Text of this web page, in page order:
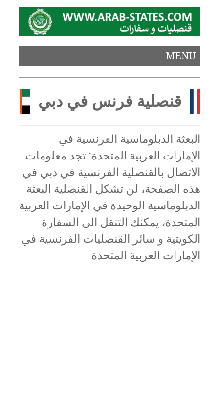
MENU
قنصلية فرنس في دبي
البعثة الدبلوماسية الفرنسية في
الإمارات العربية المتحدة: تجد معلومات
الاتصال بالقنصلية الفرنسية في دبي في
هذه الصفحة، لن تشكل القنصلية البعثة
الدبلوماسية الوحيدة في الإمارات العربية
المتحدة، يمكنك التنقل الى السفارة
الكويتية و سائر القنصليات الفرنسية في
الإمارات العربية المتحدة